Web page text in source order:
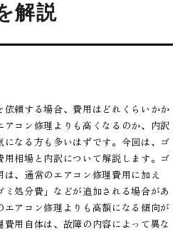
解説
依頼する場合、費用はどれくらいかか
アコン修理よりも高くなるのか、内訳
になる方も多いはずです。今回は、ゴ
用相場と内訳について解説します。ゴ
は、通常のエアコン修理費用に加え
処分費」などが追加される場合があ
エアコン修理よりも高額になる傾向が
用自体は、故障の内容によって異な